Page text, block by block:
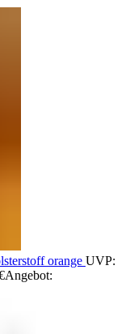
orange UVP:
Angebot: